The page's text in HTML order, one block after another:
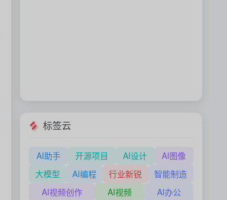
标签云
AI助手 开源项目 AI设计
AI图像
大模型
AI编程 行业新锐
智能制造
AI视频创作
AI视频
AI办公